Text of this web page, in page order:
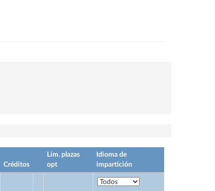
Créditos
Lím. plazas
opt
Idioma de
impartición